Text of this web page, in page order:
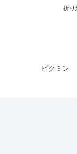
折り
ピクミン